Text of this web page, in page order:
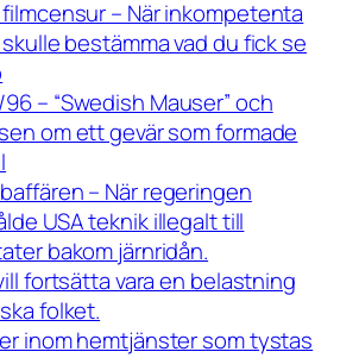
– När inkompetenta
bestämma vad du fick se
– “Swedish Mauser” och
om ett gevär som formade
– När regeringen
USA teknik illegalt till
bakom järnridån.
fortsätta vara en belastning
folket.
inom hemtjänster som tystas